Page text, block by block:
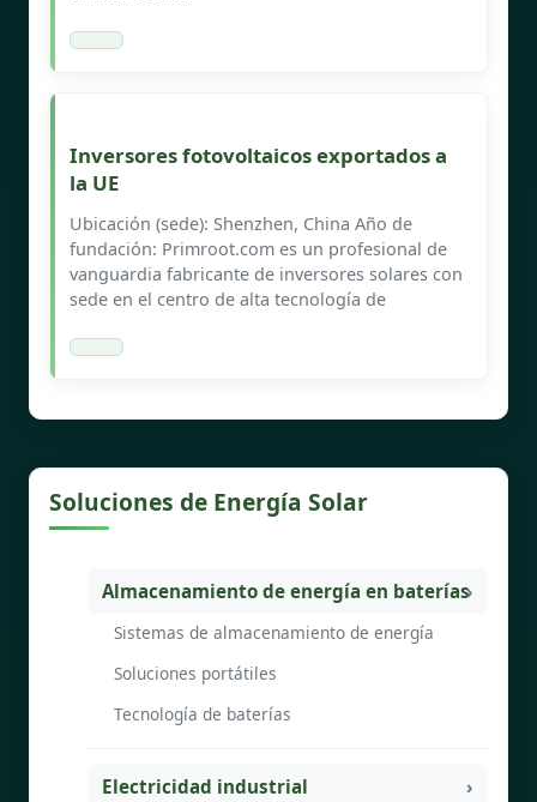
Inversores fotovoltaicos exportados a
la UE
Ubicación (sede): Shenzhen, China Año de
fundación: Primroot.com es un profesional de
vanguardia fabricante de inversores solares con
sede en el centro de alta tecnología de
Soluciones de Energía Solar
Almacenamiento de energía en baterías
Sistemas de almacenamiento de energía
Soluciones portátiles
Tecnología de baterías
Electricidad industrial